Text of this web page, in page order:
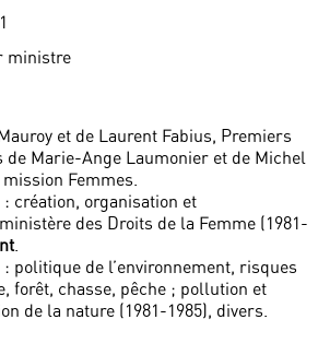
ministre
et de Laurent Fabius, Premiers
Marie-Ange Laumonier et de Michel
Femmes.
: création, organisation et
des Droits de la Femme (1981-
.
: politique de l’environnement, risques
forêt, chasse, pêche ; pollution et
de la nature (1981-1985), divers.